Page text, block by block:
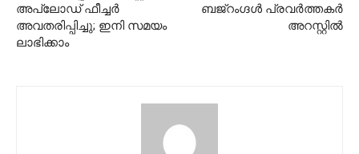
അപ്‌ലോഡ് ഫീച്ചര്‍
അവതരിപ്പിച്ചു; ഇനി സമയം
ലാഭിക്കാം
ബജ്റംഗ്ദള്‍ പ്രവര്‍ത്തകര്‍
അറസ്റ്റില്‍